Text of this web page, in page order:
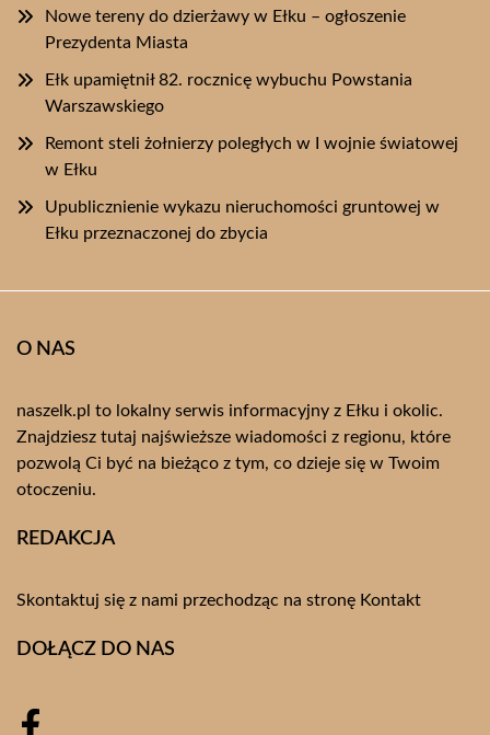
Nowe tereny do dzierżawy w Ełku – ogłoszenie
Prezydenta Miasta
Ełk upamiętnił 82. rocznicę wybuchu Powstania
Warszawskiego
Remont steli żołnierzy poległych w I wojnie światowej
w Ełku
Upublicznienie wykazu nieruchomości gruntowej w
Ełku przeznaczonej do zbycia
O NAS
naszelk.pl to lokalny serwis informacyjny z Ełku i okolic.
Znajdziesz tutaj najświeższe wiadomości z regionu, które
pozwolą Ci być na bieżąco z tym, co dzieje się w Twoim
otoczeniu.
REDAKCJA
Skontaktuj się z nami przechodząc na stronę Kontakt
DOŁĄCZ DO NAS